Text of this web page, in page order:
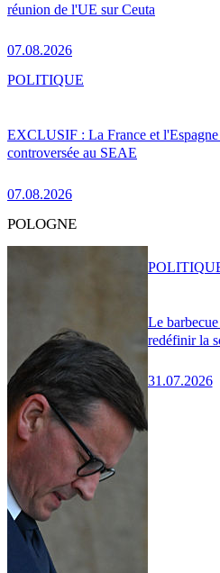
réunion de l'UE sur Ceuta
07.08.2026
EXCLUSIF : La France et
controversée au SEAE
07.08.2026
POLITIQUE
POLOGNE
Le
redéfinir la
31.07.2026